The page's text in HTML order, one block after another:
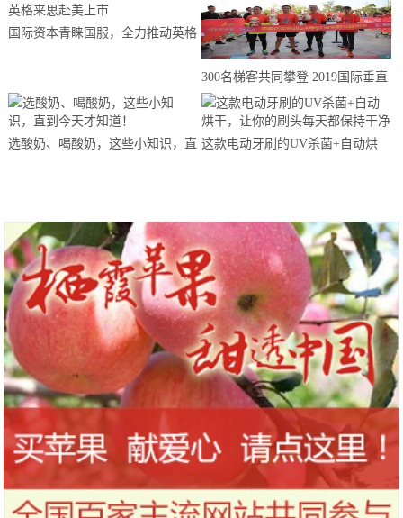
国际资本青睐国服，全力推动英格
300名梯客共同攀登 2019国际垂直
马拉松超级精英赛顺德海骏达中心
站欢乐开跑
选酸奶、喝酸奶，这些小知识，直 这款电动牙刷的UV杀菌+自动烘